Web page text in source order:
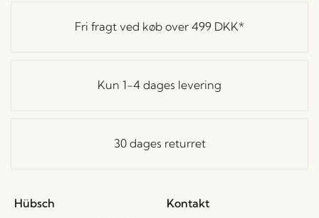
Fri fragt ved køb over 499 DKK*
Kun 1-4 dages levering
30 dages returret
Hübsch
Kontakt